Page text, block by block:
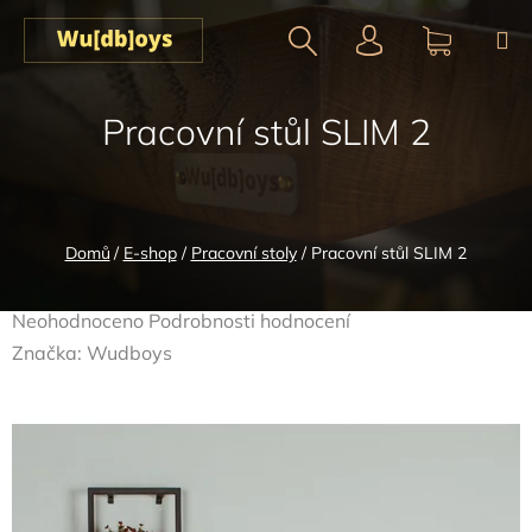
Přejít
obsah
Domů / E-shop / Pracovní stoly / Pracovní stůl SLIM 2
Pracovní stůl SLIM 2
Průměrné
hodnocení
Neohodnoceno Podrobnosti hodnocení
Značka: Wudboys